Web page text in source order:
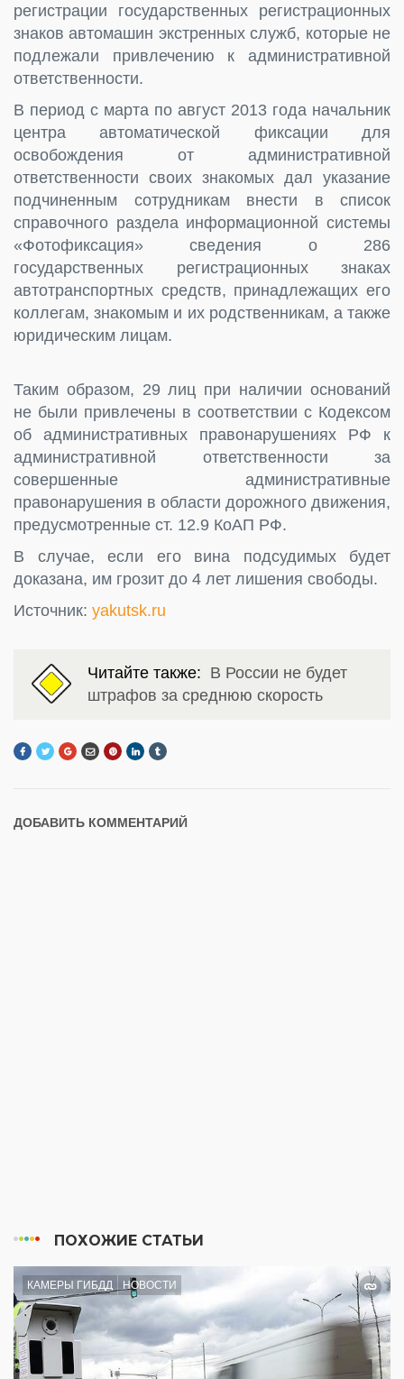
регистрации государственных регистрационных
знаков автомашин экстренных служб, которые не
подлежали привлечению к административной
ответственности.
В период с марта по август 2013 года начальник
центра автоматической фиксации для
освобождения от административной
ответственности своих знакомых дал указание
подчиненным сотрудникам внести в список
справочного раздела информационной системы
«Фотофиксация» сведения о 286
государственных регистрационных знаках
автотранспортных средств, принадлежащих его
коллегам, знакомым и их родственникам, а также
юридическим лицам.
Таким образом, 29 лиц при наличии оснований
не были привлечены в соответствии с Кодексом
об административных правонарушениях РФ к
административной ответственности за
совершенные административные
правонарушения в области дорожного движения,
предусмотренные ст. 12.9 КоАП РФ.
В случае, если его вина подсудимых будет
доказана, им грозит до 4 лет лишения свободы.
Источник: yakutsk.ru
Читайте также: В России не будет
штрафов за среднюю скорость
ДОБАВИТЬ КОММЕНТАРИЙ
ПОХОЖИЕ СТАТЬИ
КАМЕРЫ ГИБДД НОВОСТИ